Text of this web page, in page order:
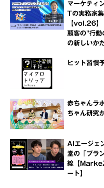
マーケティ
Tの実務家
【vol.26】
顧客の"行動
の新しいか
ヒット習慣
赤ちゃん
ちゃん研究
AIエージェ
堂の「ブラ
線【
ート】